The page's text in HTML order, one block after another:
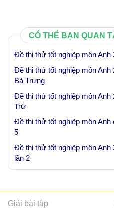
CÓ THỂ BẠN QUAN
Đề thi thử tốt nghiệp môn Anh
Đề thi thử tốt nghiệp môn Anh
Bà Trưng
Đề thi thử tốt nghiệp môn Anh
Trứ
Đề thi thử tốt nghiệp môn
5
Đề thi thử tốt nghiệp môn
lần 2
Giải bài tập